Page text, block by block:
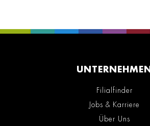
UNTERNEHMEN
Filialfinder
Jobs & Karriere
Über Uns